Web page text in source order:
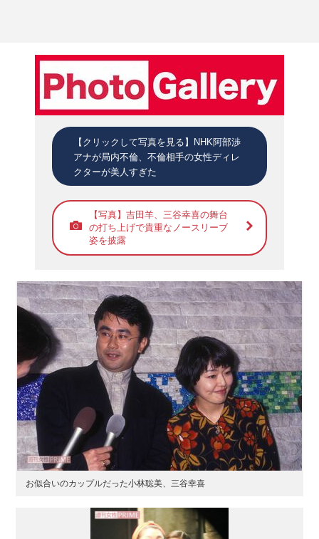
【クリックして写真を見る】NHK阿部渉
アナが局内不倫、不倫相手の女性ディレ
クターが美人すぎた
【写真】吉田羊、三谷幸喜の舞台
の打ち上げで貴重なノースリーブ
姿を披露
お似合いのカップルだった小林聡美、三谷幸喜